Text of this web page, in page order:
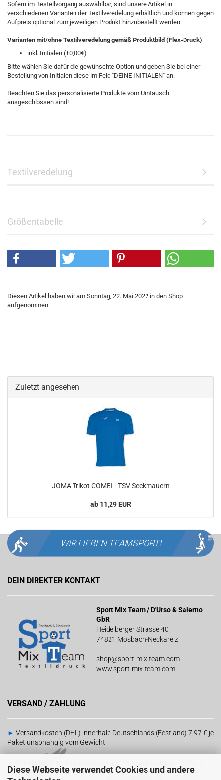
Diese Webseite verwendet Cookies und andere
Sofern im Bestellvorgang auswählbar, sind unsere Artikel in
verschiedenen Varianten der Textilveredelung erhältlich und können gegen
Aufpreis optional zum jeweiligen Produkt hinzubestellt werden.
Varianten mit/ohne Textilveredelung gemäß Produktbild (Flex-Druck)
inkl. Initialen (+0,00€)
Bitte wählen Sie dafür die gewünschte Option und geben Sie bei einer
Bestellung von Initialen diese im Feld "DEINE INITIALEN" an.
Beachten Sie das personalisierte Produkte vom Umtausch
ausgeschlossen sind!
Textilveredelung
Größentabelle
Diesen Artikel haben wir am Sonntag, 22. Mai 2022 in den Shop
aufgenommen.
Zuletzt angesehen
JOMA Trikot COMBI - TSV Seckmauern
ab 11,29 EUR
WIR LIEBEN TEAMSPORT!
DEIN DIREKTER KONTAKT
Sport Mix Team / D'Urso & Salerno
GbR
Heidelberger Strasse 40
74821 Mosbach-Neckarelz
shop@sport-mix-team.com
www.sport-mix-team.com
VERSAND / ZAHLUNG
► Versandkosten (DHL) innerhalb Deutschlands (Festland) 7,97 € je
Paket unabhängig vom Gewicht
Barzahlung bei Abholung